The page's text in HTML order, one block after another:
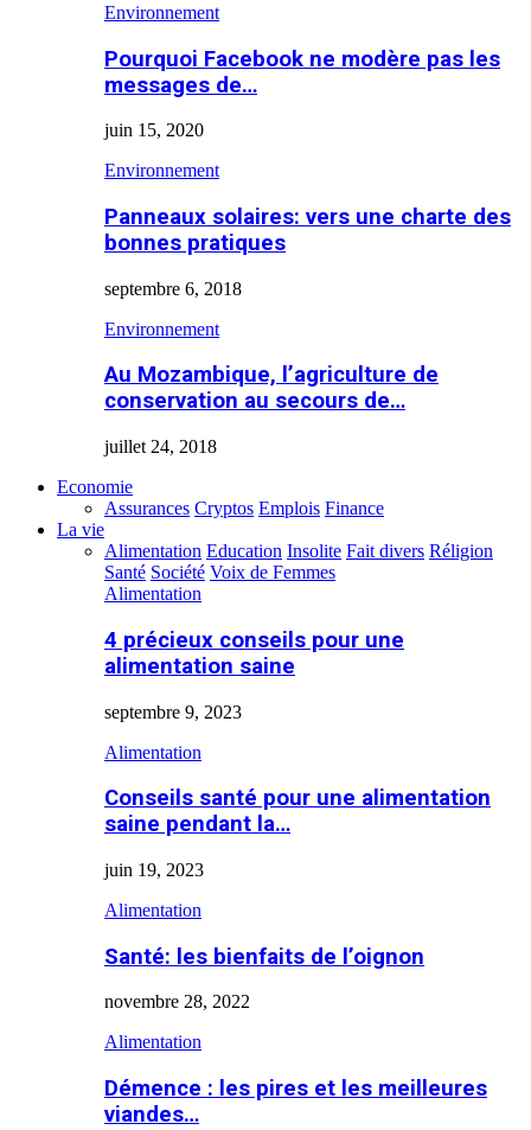
Environnement
Pourquoi Facebook ne modère pas les
messages de…
juin 15, 2020
Environnement
Panneaux solaires: vers une charte des
bonnes pratiques
septembre 6, 2018
Environnement
Au Mozambique, l’agriculture de
conservation au secours de…
juillet 24, 2018
Economie
Assurances Cryptos Emplois Finance
La vie
Alimentation Education Insolite Fait divers Réligion
Santé Société Voix de Femmes
Alimentation
4 précieux conseils pour une
alimentation saine
septembre 9, 2023
Alimentation
Conseils santé pour une alimentation
saine pendant la…
juin 19, 2023
Alimentation
Santé: les bienfaits de l’oignon
novembre 28, 2022
Alimentation
Démence : les pires et les meilleures
viandes…